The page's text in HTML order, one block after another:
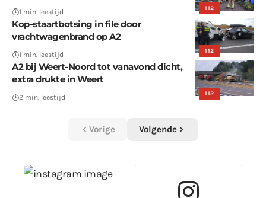
112
1 min. leestijd
112
Kop-staartbotsing in file door
vrachtwagenbrand op A2
1 min. leestijd
112
A2 bij Weert-Noord tot vanavond dicht,
extra drukte in Weert
2 min. leestijd
Vorige Volgende